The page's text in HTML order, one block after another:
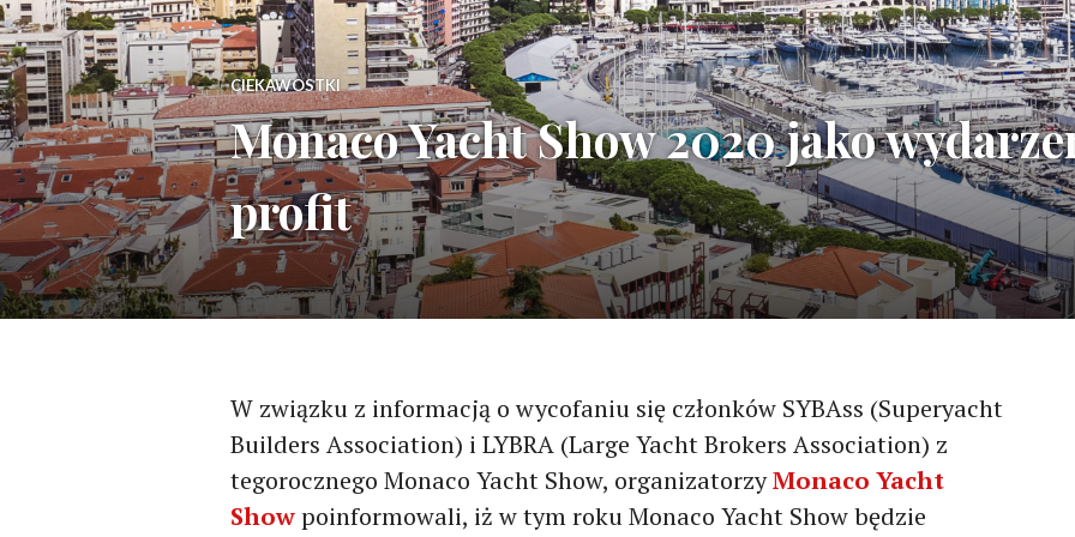
CIEKAWOSTKI
Monaco Yacht Show 2020 jako
profit
W związku z informacją o wycofaniu się członków SYBAss (Superyacht
Builders Association) i LYBRA (Large Yacht Brokers Association) z
tegorocznego Monaco Yacht Show, organizatorzyMonaco Yacht
Showpoinformowali, iż w tym roku Monaco Yacht Show będzie